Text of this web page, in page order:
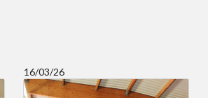
16/03/26